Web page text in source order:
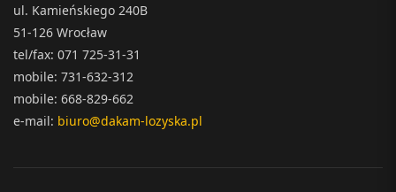
ul. Kamieńskiego 240B
51-126 Wrocław
tel/fax: 071 725-31-31
mobile: 731-632-312
mobile: 668-829-662
e-mail: biuro@dakam-lozyska.pl